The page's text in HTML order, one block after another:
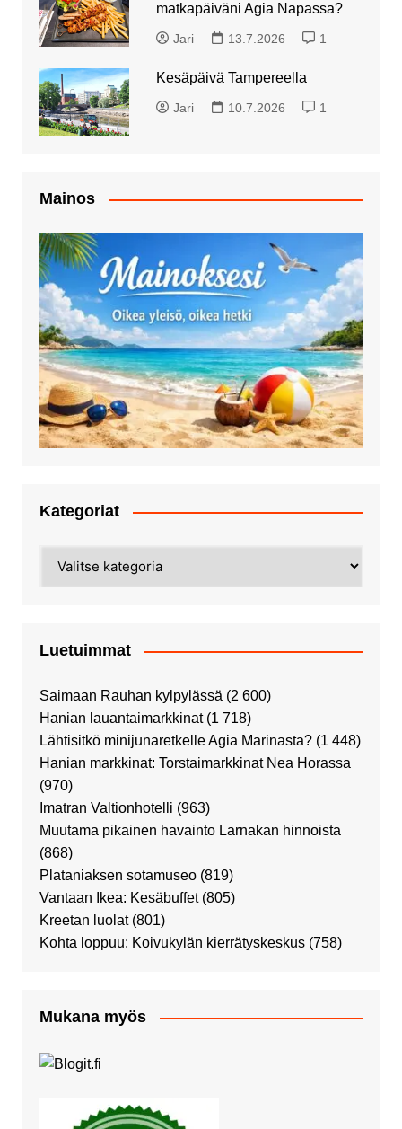
matkapäiväni Agia Napassa?
Jari 13.7.2026 1
Kesäpäivä Tampereella
Jari 10.7.2026 1
Mainos
Kategoriat
Luetuimmat
Saimaan Rauhan kylpylässä (2 600)
Hanian lauantaimarkkinat (1 718)
Lähtisitkö minijunaretkelle Agia Marinasta? (1 448)
Hanian markkinat: Torstaimarkkinat Nea Horassa
(970)
Imatran Valtionhotelli (963)
Muutama pikainen havainto Larnakan hinnoista
(868)
Plataniaksen sotamuseo (819)
Vantaan Ikea: Kesäbuffet (805)
Kreetan luolat (801)
Kohta loppuu: Koivukylän kierrätyskeskus (758)
Mukana myös